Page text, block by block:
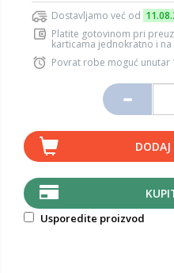
Dostavljamo već od
Platite gotovinom pri
karticama jednokratno i na
Povrat robe moguć unutar
Usporedite proizvod